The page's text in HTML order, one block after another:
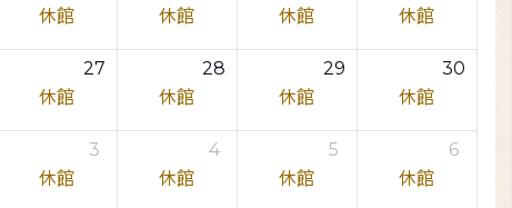
休館
休館
休館
休館
27
休館
28
休館
29
休館
30
休館
3
休館
4
休館
5
休館
6
休館